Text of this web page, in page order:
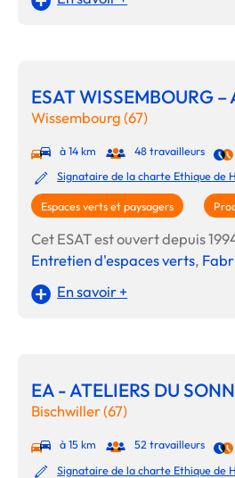
ESAT WISSEMBOURG
Wissembourg (67)
à 14 km 48 travailleurs
Signataire de la charte Ethique de
Espaces verts et paysagers
Cet ESAT est ouvert depuis
Entretien d'espaces verts,
En savoir +
EA - ATELIERS DU
Bischwiller (67)
à 15 km 52 travailleurs
Signataire de la charte Ethique de